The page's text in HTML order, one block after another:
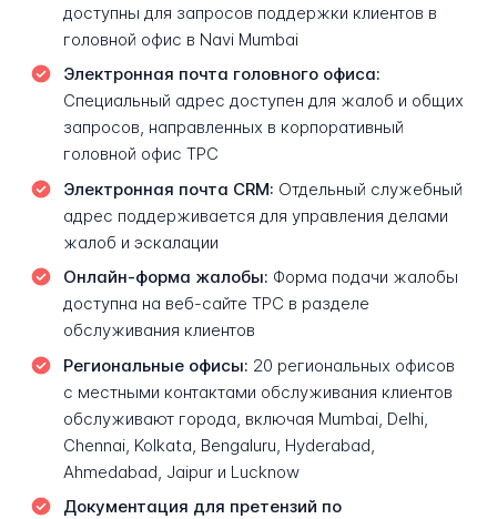
доступны для запросов поддержки клиентов в
головной офис в Navi Mumbai
Электронная почта головного офиса:
Специальный адрес доступен для жалоб и общих
запросов, направленных в корпоративный
головной офис TPC
Электронная почта CRM: Отдельный служебный
адрес поддерживается для управления делами
жалоб и эскалации
Онлайн-форма жалобы: Форма подачи жалобы
доступна на веб-сайте TPC в разделе
обслуживания клиентов
Региональные офисы: 20 региональных офисов
с местными контактами обслуживания клиентов
обслуживают города, включая Mumbai, Delhi,
Chennai, Kolkata, Bengaluru, Hyderabad,
Ahmedabad, Jaipur и Lucknow
Документация для претензий по